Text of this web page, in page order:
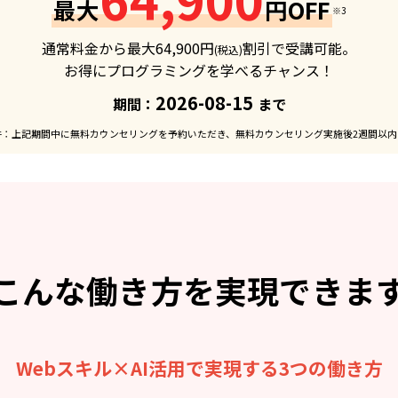
最大 円OFF ※3
通常料金から最大64,900円(税込)割引で受講可能。
お得にプログラミングを学べるチャンス！
期間： 2026-08-15 まで
上記期間中に無料カウンセリングを予約いただき、無料カウンセリング実施後2週間以
んな働き方を実現できま
Webスキル×AI活用で実現する3つの働き方